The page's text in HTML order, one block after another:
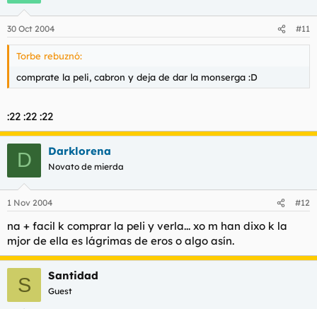
30 Oct 2004 #11
Torbe rebuznó:
comprate la peli, cabron y deja de dar la monserga :D
:22 :22 :22
D Darklorena
Novato de mierda
1 Nov 2004 #12
na + facil k comprar la peli y verla... xo m han dixo k la
mjor de ella es lágrimas de eros o algo asín.
S Santidad
Guest